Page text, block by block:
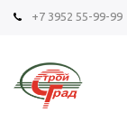
+7 3952 55-99-99